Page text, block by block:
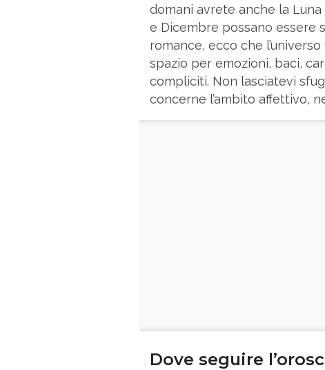
domani avrete anche la
e Dicembre possano essere
romance, ecco che
spazio per emozioni, baci,
compliciti. Non lasciatevi
concerne l’ambito affettivo,
Dove seguire